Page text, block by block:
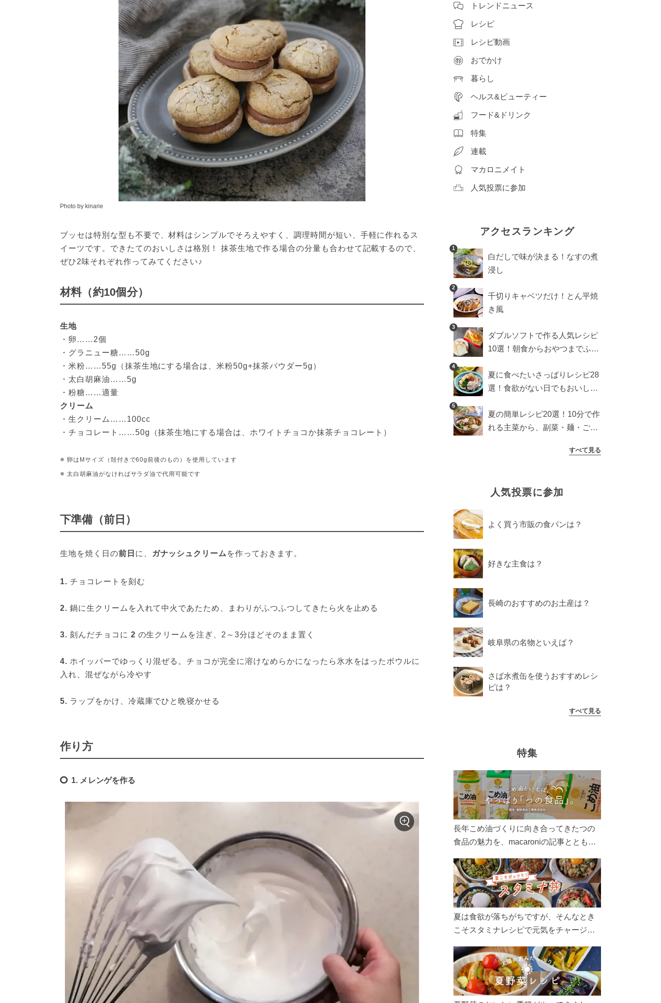
Photo by kinarie
ブッセは特別な型も不要で、材料はシンプルでそろえやすく、調理時間が短い、手軽に作れるス
イーツです。できたてのおいしさは格別！ 抹茶生地で作る場合の分量も合わせて記載するので、
ぜひ2味それぞれ作ってみてください♪
材料（約10個分）
生地
・卵……2個
・グラニュー糖……50g
・米粉……55g（抹茶生地にする場合は、米粉50g+抹茶パウダー5g）
・太白胡麻油……5g
・粉糖……適量
クリーム
・生クリーム……100cc
・チョコレート……50g（抹茶生地にする場合は、ホワイトチョコか抹茶チョコレート）
※ 卵はMサイズ（殻付きで60g前後のもの）を使用しています
※ 太白胡麻油がなければサラダ油で代用可能です
下準備（前日）
生地を焼く日の前日 に、 ガナッシュクリーム を作っておきます。
1. チョコレートを刻む
2. 鍋に生クリームを入れて中火であたため、まわりがふつふつしてきたら火を止める
3. 刻んだチョコに 2 の生クリームを注ぎ、2～3分ほどそのまま置く
4. ホイッパーでゆっくり混ぜる。チョコが完全に溶けなめらかになったら氷水をはったボウルに
入れ、混ぜながら冷やす
5. ラップをかけ、冷蔵庫でひと晩寝かせる
作り方
1. メレンゲを作る
トレンドニュース
レシピ
レシピ動画
おでかけ
暮らし
ヘルス&ビューティー
フード&ドリンク
特集
連載
マカロニメイト
人気投票に参加
アクセスランキング
1
白だしで味が決まる！なすの煮
浸し
2
千切りキャベツだけ！とん平焼
き風
3
ダブルソフトで作る人気レシピ
10選！朝食からおやつまでふん
4
夏に食べたいさっぱりレシピ28
選！食欲がない日でもおいしい
5
夏の簡単レシピ20選！10分で作
れる主菜から、副菜・麺・ごは
すべて見る
人気投票に参加
よく買う市販の食パンは？
好きな主食は？
長崎のおすすめのお土産は？
岐阜県の名物といえば？
さば水煮缶を使うおすすめレシ
ピは？
すべて見る
特集
長年こめ油づくりに向き合ってきたつの
食品の魅力を、macaroniの記事とともに
ん、製造現場や品質へのこだわりまで。
こめ油をもっと好きになるコンテンツを
ぜひお楽しみください。
夏は食欲が落ちがちですが、そんなとき
こそスタミナレシピで元気をチャージ！
リ食べて、夏バテを吹き飛ばしましょ
う！